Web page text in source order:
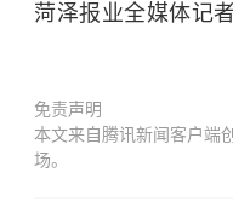
菏泽报业全媒体记
免责声明
本文来自腾讯新闻客户端
场。